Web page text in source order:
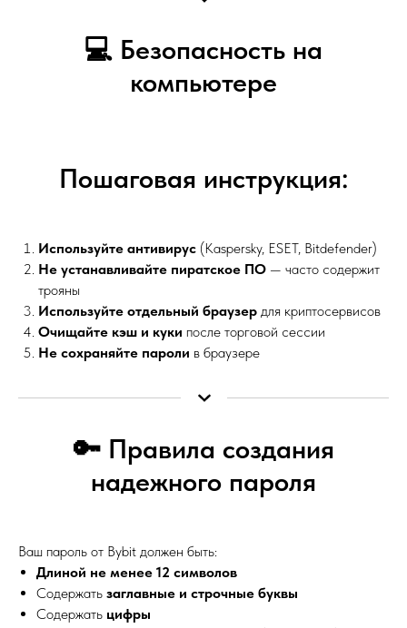
💻 Безопасность на
компьютере
Пошаговая инструкция:
Используйте антивирус (Kaspersky, ESET, Bitdefender)
Не устанавливайте пиратское ПО — часто содержит
трояны
Используйте отдельный браузер для криптосервисов
Очищайте кэш и куки после торговой сессии
Не сохраняйте пароли в браузере
🔑 Правила создания
надежного пароля
Ваш пароль от Bybit должен быть:
Длиной не менее 12 символов
Содержать заглавные и строчные буквы
Содержать цифры